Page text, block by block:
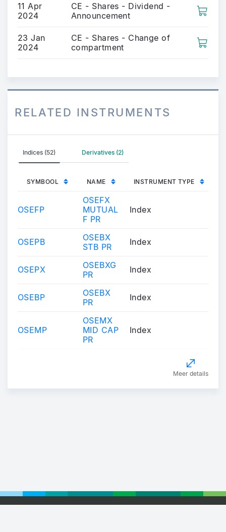
11 Apr
2024
CE - Shares - Dividend -
Announcement
23 Jan
2024
CE - Shares - Change of
compartment
RELATED INSTRUMENTS
Indices (52) Derivatives (2)
SYMBOOL NAME INSTRUMENT TYPE
OSEFP
OSEFX
MUTUAL
F PR
Index
OSEPB
OSEBX
STB PR
Index
OSEPX
OSEBXG
PR
Index
OSEBP
OSEBX
PR
Index
OSEMP
OSEMX
MID CAP
PR
Index
Meer details